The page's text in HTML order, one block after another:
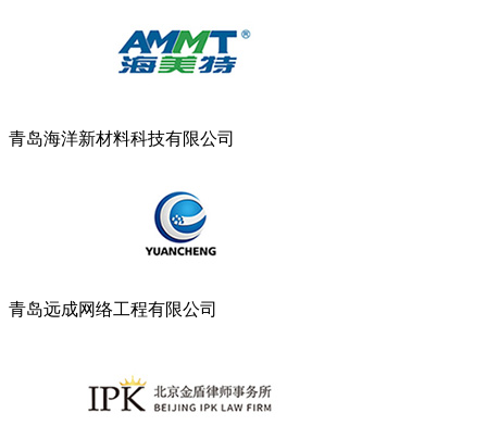
青岛海洋新材料科技有限公司
青岛远成网络工程有限公司